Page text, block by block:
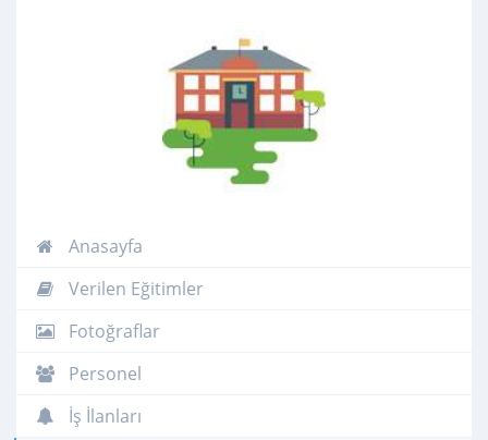
Anasayfa
Verilen Eğitimler
Fotoğraflar
Personel
İş İlanları